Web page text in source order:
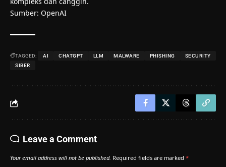
Sumber: OpenAI
TAGGED: AI CHATGPT LLM MALWARE PHISHING
SECURITY
SIBER
Leave a Comment
Your email address will not be published. Required fields are marked *